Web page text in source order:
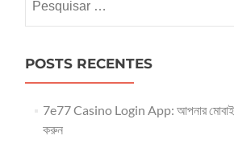
por:
POSTS RECENTES
7e77 Casino Login App: আপনার
করুন